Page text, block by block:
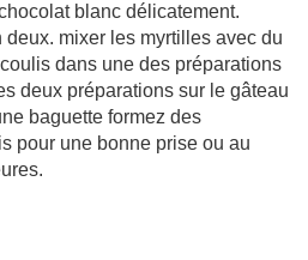
blanc délicatement.
mixer les myrtilles avec du
dans une des préparations
deux préparations sur le gâteau
baguette formez des
pour une bonne prise ou au